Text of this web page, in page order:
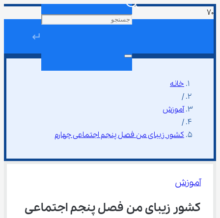
↵
خانه
/
آموزش
/
کشور زیبای من فصل پنجم اجتماعی چهارم
آموزش
کشور زیبای من فصل پنجم اجتماعی